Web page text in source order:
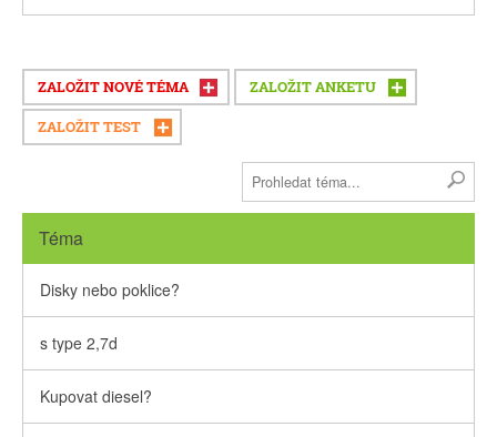
ZALOŽIT NOVÉ TÉMA ZALOŽIT ANKETU
ZALOŽIT TEST
Téma
Disky nebo poklice?
s type 2,7d
Kupovat diesel?